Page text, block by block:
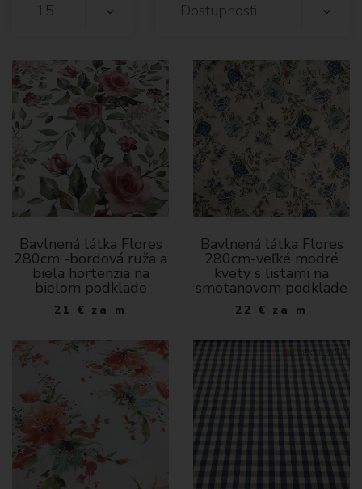
15
Dostupnosti
Bavlnená látka Flores
280cm -bordová ruža a
biela hortenzia na
bielom podklade
21 € za m
Bavlnená látka Flores
280cm-veľké modré
kvety s listami na
smotanovom podklade
22 € za m